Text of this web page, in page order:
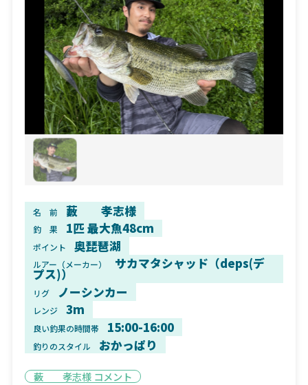
名 前 藪 孝志様
釣 果 1匹 最大魚48cm
ポイント 奥琵琶湖
ルアー（メーカー） サカマタシャッド（deps(デ
プス)）
リグ ノーシンカー
レンジ 3m
良い釣果の時間帯 15:00-16:00
釣りのスタイル おかっぱり
藪 孝志様 コメント